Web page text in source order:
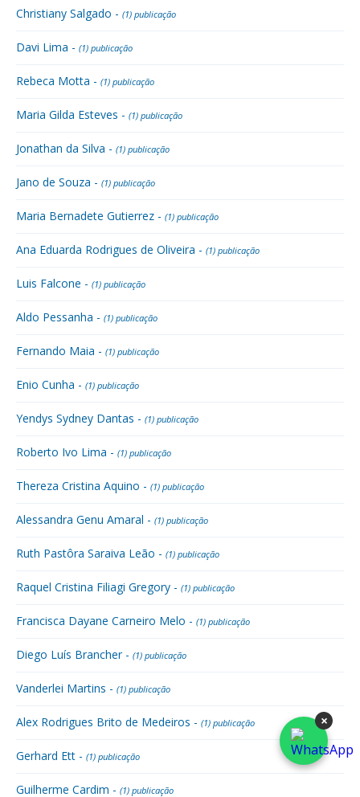
Christiany Salgado - (1) publicação
Davi Lima - (1) publicação
Rebeca Motta - (1) publicação
Maria Gilda Esteves - (1) publicação
Jonathan da Silva - (1) publicação
Jano de Souza - (1) publicação
Maria Bernadete Gutierrez - (1) publicação
Ana Eduarda Rodrigues de Oliveira - (1) publicação
Luis Falcone - (1) publicação
Aldo Pessanha - (1) publicação
Fernando Maia - (1) publicação
Enio Cunha - (1) publicação
Yendys Sydney Dantas - (1) publicação
Roberto Ivo Lima - (1) publicação
Thereza Cristina Aquino - (1) publicação
Alessandra Genu Amaral - (1) publicação
Ruth Pastôra Saraiva Leão - (1) publicação
Raquel Cristina Filiagi Gregory - (1) publicação
Francisca Dayane Carneiro Melo - (1) publicação
Diego Luís Brancher - (1) publicação
Vanderlei Martins - (1) publicação
Alex Rodrigues Brito de Medeiros - (1) publicação
Gerhard Ett - (1) publicação
Guilherme Cardim - (1) publicação
×